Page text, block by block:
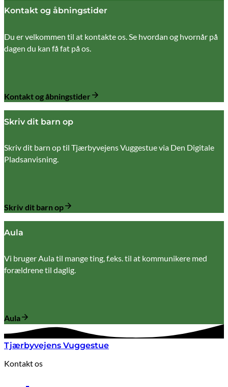
Kontakt og åbningstider
Du er velkommen til at kontakte os. Se hvordan og hvornår på
dagen du kan få fat på os.
Kontakt og åbningstider
Skriv dit barn op
Skriv dit barn op til Tjærbyvejens Vuggestue via Den Digitale
Pladsanvisning.
Skriv dit barn op
Aula
Vi bruger Aula til mange ting, f.eks. til at kommunikere med
forældrene til daglig.
Aula
Tjærbyvejens Vuggestue
Kontakt os